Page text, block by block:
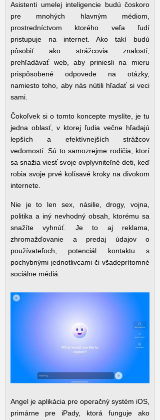
Asistenti umelej inteligencie budú čoskoro
pre mnohých hlavným médiom,
prostredníctvom ktorého veľa ľudí
pristupuje na internet. Ako takí budú
pôsobiť ako strážcovia znalostí,
prehľadávať web, aby priniesli na mieru
prispôsobené odpovede na otázky,
namiesto toho, aby nás nútili hľadať si veci
sami.
Čokoľvek si o tomto koncepte myslíte, je tu
jedna oblasť, v ktorej ľudia večne hľadajú
lepších a efektívnejších strážcov
vedomostí. Sú to samozrejme rodičia, ktorí
sa snažia viesť svoje ovplyvniteľné deti, keď
robia svoje prvé kolísavé kroky na divokom
internete.
Nie je to len sex, násilie, drogy, vojna,
politika a iný nevhodný obsah, ktorému sa
snažíte vyhnúť. Je to aj reklama,
zhromažďovanie a predaj údajov o
používateľoch, potenciál kontaktu s
pochybnými jednotlivcami či všadeprítomné
sociálne médiá.
Angel je aplikácia pre operačný systém iOS,
primárne pre iPady, ktorá funguje ako